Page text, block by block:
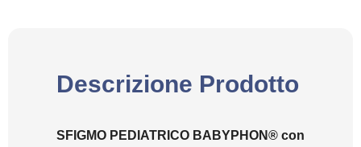
Descrizione Prodotto
SFIGMO PEDIATRICO BABYPHON® con